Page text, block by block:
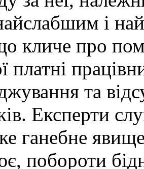
і
кличе про
платні
та
Експерти
ганебне
побороти